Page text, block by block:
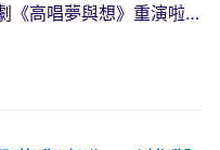
《高唱夢與想》重演啦…